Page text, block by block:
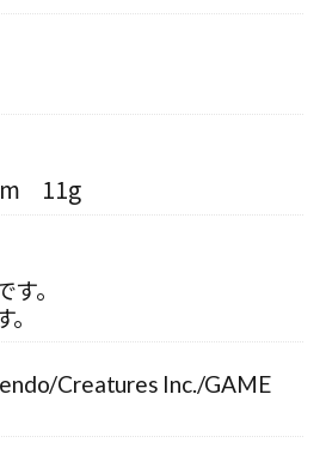
11g
。
Creatures Inc./GAME